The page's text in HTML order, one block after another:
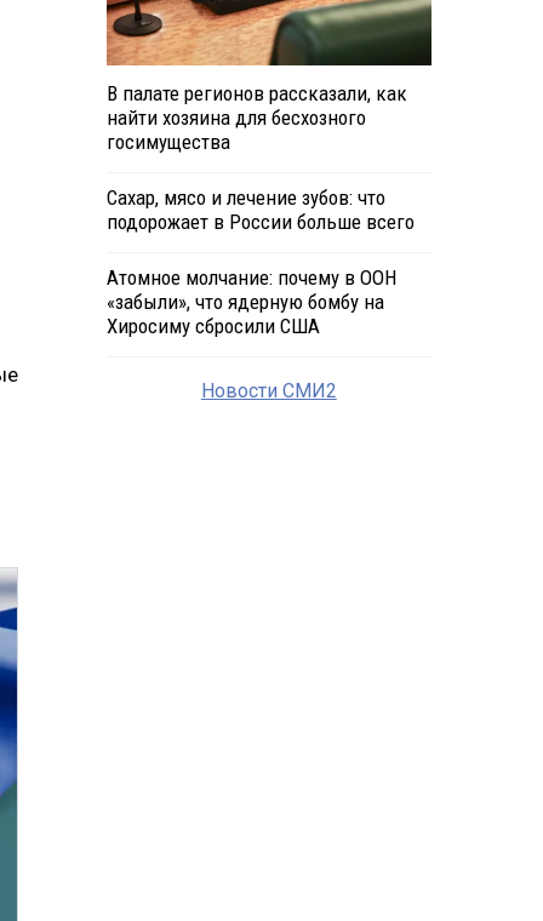
В палате регионов рассказали, как
найти хозяина для бесхозного
госимущества
Сахар, мясо и лечение зубов: что
подорожает в России больше всего
Атомное молчание: почему в ООН
«забыли», что ядерную бомбу на
Хиросиму сбросили США
Новости СМИ2